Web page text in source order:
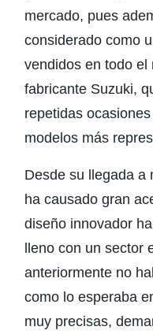
mercado, pues
considerado como
vendidos en todo el
fabricante Suzuki,
repetidas
modelos más
Desde su llegada a
ha causado gran
diseño innovador
lleno con un sector
anteriormente no
como lo esperaba
muy precisas,